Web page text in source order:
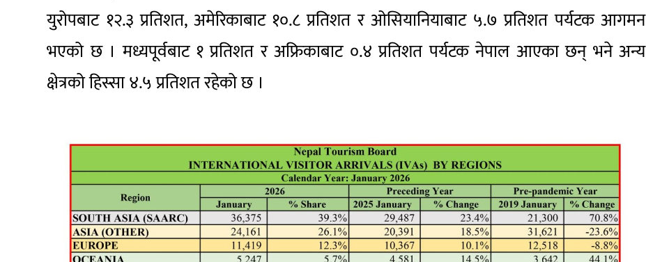
युरोपबाट १२.३ प्रतिशत, अमेरिकाबाट १०.८ प्रतिशत र ओसियानियाबाट ५.७ प्रतिशत पर्यटक आगमन
भएको छ । मध्यपूर्वबाट १ प्रतिशत र अफ्रिकाबाट ०.४ प्रतिशत पर्यटक नेपाल आएका छन् भने अन्य
क्षेत्रको हिस्सा ४.५ प्रतिशत रहेको छ ।